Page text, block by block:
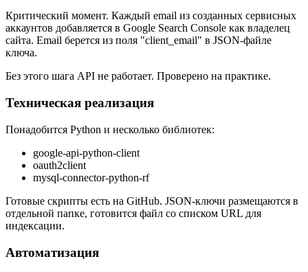
Критический момент. Каждый email из созданных сервисных
аккаунтов добавляется в Google Search Console как владелец
сайта. Email берется из поля "client_email" в JSON-файле
ключа.
Без этого шага API не работает. Проверено на практике.
Техническая реализация
Понадобится Python и несколько библиотек:
google-api-python-client
oauth2client
mysql-connector-python-rf
Готовые скрипты есть на GitHub. JSON-ключи размещаются в
отдельной папке, готовится файл со списком URL для
индексации.
Автоматизация